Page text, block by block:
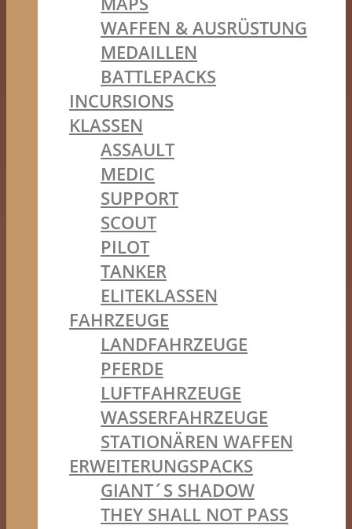
WAFFEN & AUSRÜSTUNG
MEDAILLEN
BATTLEPACKS
INCURSIONS
KLASSEN
ASSAULT
MEDIC
SUPPORT
SCOUT
PILOT
TANKER
ELITEKLASSEN
FAHRZEUGE
LANDFAHRZEUGE
PFERDE
LUFTFAHRZEUGE
WASSERFAHRZEUGE
STATIONÄREN WAFFEN
ERWEITERUNGSPACKS
GIANT´S SHADOW
THEY SHALL NOT PASS